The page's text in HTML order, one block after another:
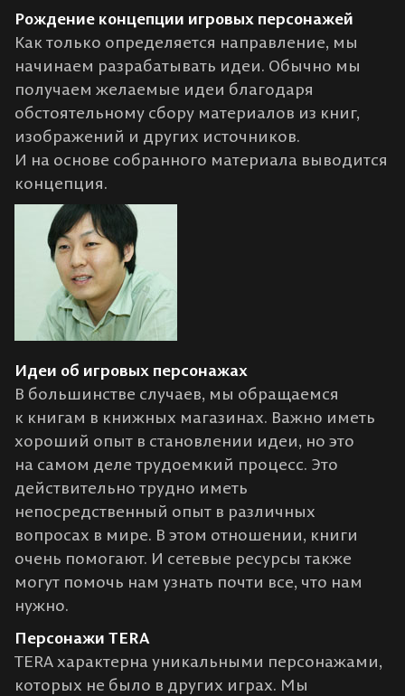
Рождение концепции игровых персонажей
Как только определяется направление, мы
начинаем разрабатывать идеи. Обычно мы
получаем желаемые идеи благодаря
обстоятельному сбору материалов из книг,
изображений и других источников.
И на основе собранного материала выводится
концепция.
Идеи об игровых персонажах
В большинстве случаев, мы обращаемся
к книгам в книжных магазинах. Важно иметь
хороший опыт в становлении идеи, но это
на самом деле трудоемкий процесс. Это
действительно трудно иметь
непосредственный опыт в различных
вопросах в мире. В этом отношении, книги
очень помогают. И сетевые ресурсы также
могут помочь нам узнать почти все, что нам
нужно.
Персонажи TERA
TERA характерна уникальными персонажами,
которых не было в других играх. Мы